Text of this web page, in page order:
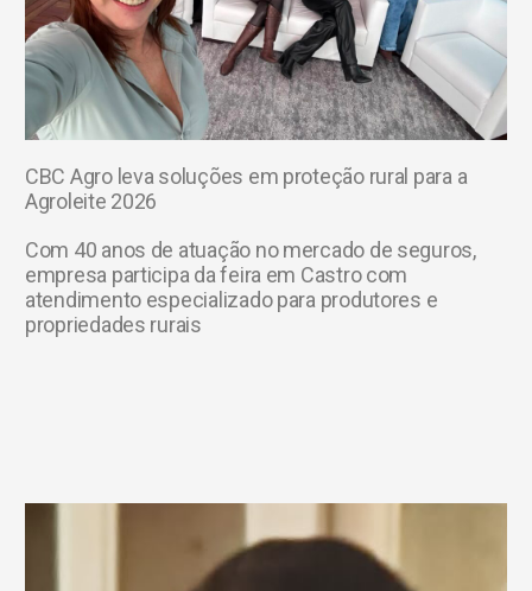
CBC Agro leva soluções em proteção rural para a
Agroleite 2026
Com 40 anos de atuação no mercado de seguros,
empresa participa da feira em Castro com
atendimento especializado para produtores e
propriedades rurais